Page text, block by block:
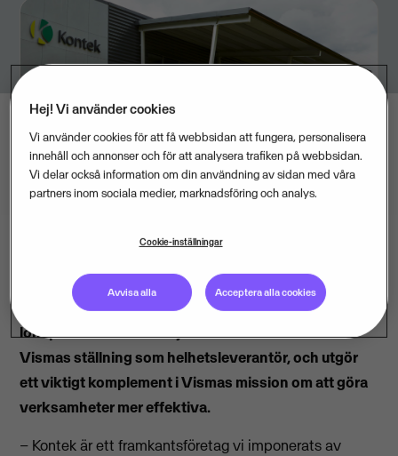
Visma förvärvar lönespecialisten Kontek med
molnbaserade lösningar samt tjänster för hela
löneprocessen i sitt erbjudande. Förvärvet stärker
Vismas ställning som helhetsleverantör, och utgör
ett viktigt komplement i Vismas mission om att göra
verksamheter mer effektiva.
– Kontek är ett framkantsföretag vi imponerats av
Hej! Vi använder cookies
Vi använder cookies för att få webbsidan att fungera, personalisera
innehåll och annonser och för att analysera trafiken på webbsidan.
Vi delar också information om din användning av sidan med våra
partners inom sociala medier, marknadsföring och analys.
Cookie-inställningar
Avvisa alla Acceptera alla cookies